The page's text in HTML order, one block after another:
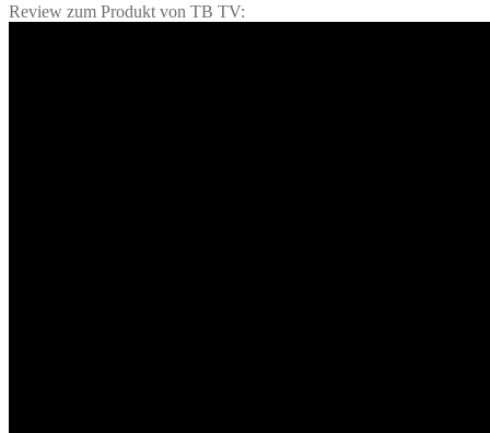
Review zum Produkt von TB TV: